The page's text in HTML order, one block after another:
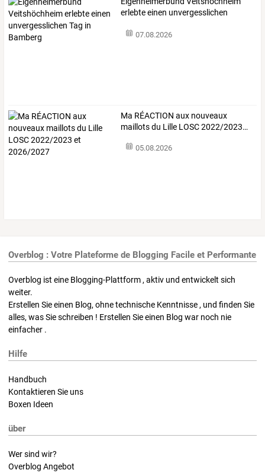
erlebteeinen unvergesslichen
07.08.2026
Ma RÉACTION aux nouveaux
maillotsdu Lille LOSC2022/2023…
05.08.2026
Overblog : Votre Plateforme de Blogging Facile et Performante
Overblog ist eine Blogging-Plattform , aktiv und entwickelt sich
weiter.
Erstellen Sie einen Blog, ohne technische Kenntnisse , und finden Sie
alles, was Sie schreiben ! Erstellen Sie einen Blog war noch nie
einfacher .
Hilfe
Handbuch
Kontaktieren Sie uns
Boxen Ideen
über
Wer sind wir?
Overblog Angebot